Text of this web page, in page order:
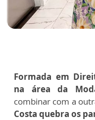
Formada em
na área da
combinar com a
Costa quebra os